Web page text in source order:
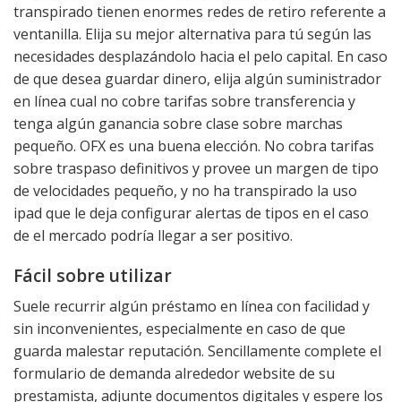
transpirado tienen enormes redes de retiro referente a
ventanilla. Elija su mejor alternativa para tú según las
necesidades desplazándolo hacia el pelo capital. En caso
de que desea guardar dinero, elija algún suministrador
en línea cual no cobre tarifas sobre transferencia y
tenga algún ganancia sobre clase sobre marchas
pequeño. OFX es una buena elección. No cobra tarifas
sobre traspaso definitivos y provee un margen de tipo
de velocidades pequeño, y no ha transpirado la uso
ipad que le deja configurar alertas de tipos en el caso
de el mercado podrí­a llegar a ser positivo.
Fácil sobre utilizar
Suele recurrir algún préstamo en línea con facilidad y
sin inconvenientes, especialmente en caso de que
guarda malestar reputación. Sencillamente complete el
formulario de demanda alrededor website de su
prestamista, adjunte documentos digitales y espere los